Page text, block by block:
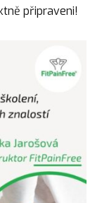
připraveni!